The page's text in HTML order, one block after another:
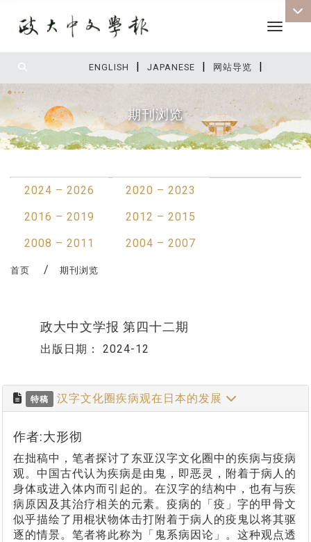
ENGLISH | JAPANESE | 网站导览 |
Toggle
期刊浏览
2024 – 2026
2020 – 2023
2016 – 2019
2012 – 2015
2008 – 2011
2004 – 2007
首页 期刊浏览
政大中文学报 第四十二期
出版日期： 2024-12
特稿 汉字文化圈疾病观在日本的发展
作者:大形彻
在拙稿中，笔者探讨了东亚汉字文化圈中的疾病与疫病
观。中国古代认为疾病是由鬼，即恶灵，附着于病人的
身体或进入体内而引起的。在汉字的结构中，也有与疾
病原因及其治疗相关的元素。疫病的「疫」字的甲骨文
似乎描绘了用棍状物体击打附着于病人的疫鬼以将其驱
逐的情景。笔者将此称为「鬼系病因论」。这种观点透